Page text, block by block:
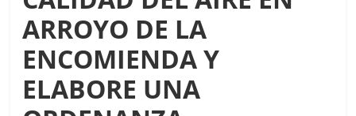
ARROYO DE LA
ENCOMIENDA Y
ELABORE UNA